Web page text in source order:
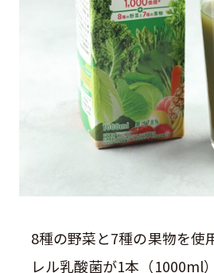
8種の野菜と7種の果物を使
レル乳酸菌が1本（1000ml